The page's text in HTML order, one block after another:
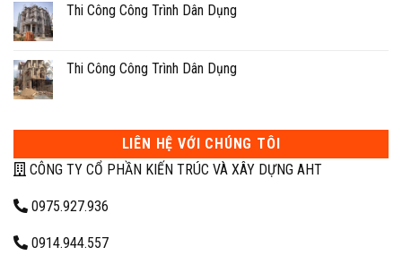
Thi Công Công Trình Dân Dụng
Thi Công Công Trình Dân Dụng
LIÊN HỆ VỚI CHÚNG TÔI
CÔNG TY CỔ PHẦN KIẾN TRÚC VÀ XÂY DỰNG AHT
0975.927.936
0914.944.557